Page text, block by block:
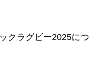
クラグビー2025につ